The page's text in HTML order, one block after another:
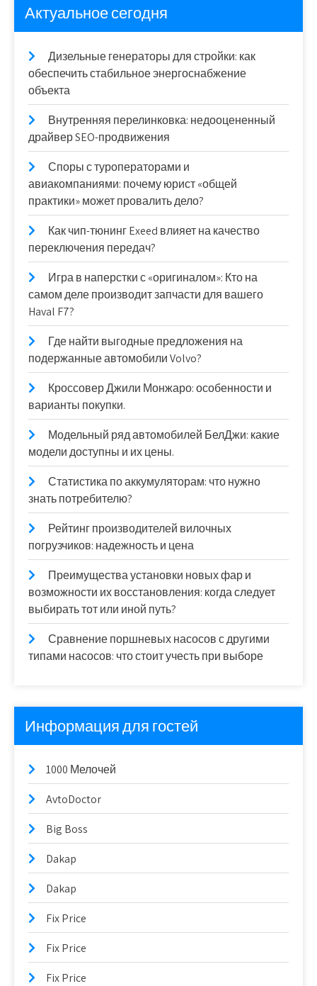
Актуальное сегодня
Дизельные генераторы для стройки: как
обеспечить стабильное энергоснабжение
объекта
Внутренняя перелинковка: недооцененный
драйвер SEO-продвижения
Споры с туроператорами и
авиакомпаниями: почему юрист «общей
практики» может провалить дело?
Как чип-тюнинг Exeed влияет на качество
переключения передач?
Игра в наперстки с «оригиналом»: Кто на
самом деле производит запчасти для вашего
Haval F7?
Где найти выгодные предложения на
подержанные автомобили Volvo?
Кроссовер Джили Монжаро: особенности и
варианты покупки.
Модельный ряд автомобилей БелДжи: какие
модели доступны и их цены.
Статистика по аккумуляторам: что нужно
знать потребителю?
Рейтинг производителей вилочных
погрузчиков: надежность и цена
Преимущества установки новых фар и
возможности их восстановления: когда следует
выбирать тот или иной путь?
Сравнение поршневых насосов с другими
типами насосов: что стоит учесть при выборе
Информация для гостей
1000 Мелочей
AvtoDoctor
Big Boss
Dakap
Dakap
Fix Price
Fix Price
Fix Price